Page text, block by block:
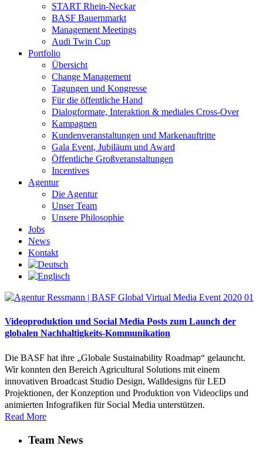
START Rhein-Neckar
BASF Bauernmarkt
Management Meetings
Audi Twin Cup
Portfolio
Übersicht
Change Management
Tagungen und Kongresse
Für die öffentliche Hand
Dialogformate, Interaktion & mediales Cross-Over
Kampagnen
Kundenveranstaltungen und Markenauftritte
Gala Event, Jubiläum und Award
Öffentliche Großveranstaltungen
Incentives
Agentur
Die Agentur
Unser Team
Unsere Philosophie
Jobs
News
Kontakt
Videoproduktion und Social Media Posts zum Launch der
globalen Nachhaltigkeits-Kommunikation
Die BASF hat ihre „Globale Sustainability Roadmap“ gelauncht.
Wir konnten den Bereich Agricultural Solutions mit einem
innovativen Broadcast Studio Design, Walldesigns für LED
Projektionen, der Konzeption und Produktion von Videoclips und
animierten Infografiken für Social Media unterstützen.
Read More
Team News